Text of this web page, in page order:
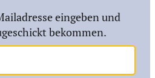
eingeben und
bekommen.